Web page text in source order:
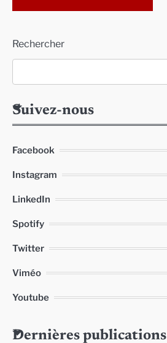
Rechercher
Suivez-nous
Facebook
Instagram
LinkedIn
Spotify
Twitter
Viméo
Youtube
Dernières publications